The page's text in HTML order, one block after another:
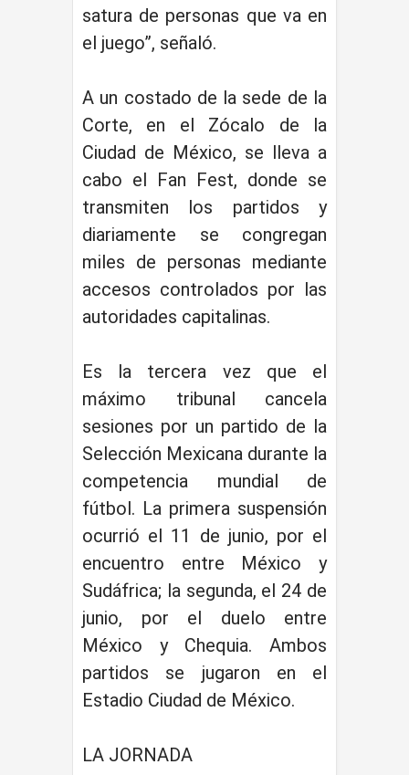
satura de personas que va en
el juego”, señaló.
A un costado de la sede de la
Corte, en el Zócalo de la
Ciudad de México, se lleva a
cabo el Fan Fest, donde se
transmiten los partidos y
diariamente se congregan
miles de personas mediante
accesos controlados por las
autoridades capitalinas.
Es la tercera vez que el
máximo tribunal cancela
sesiones por un partido de la
Selección Mexicana durante la
competencia mundial de
fútbol. La primera suspensión
ocurrió el 11 de junio, por el
encuentro entre México y
Sudáfrica; la segunda, el 24 de
junio, por el duelo entre
México y Chequia. Ambos
partidos se jugaron en el
Estadio Ciudad de México.
LA JORNADA